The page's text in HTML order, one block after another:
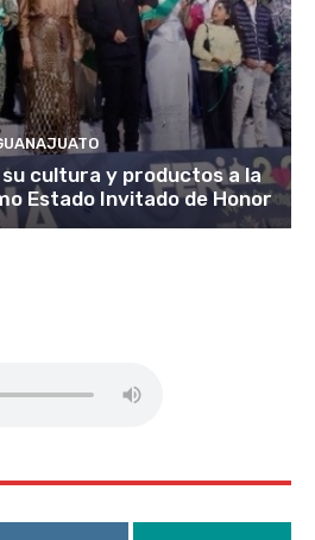
cultura y productos a la
Estado Invitado de Honor